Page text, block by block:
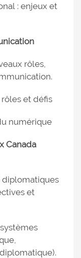
: enjeux et
rôles,
et défis
numérique
Canada
diplomatiques
et